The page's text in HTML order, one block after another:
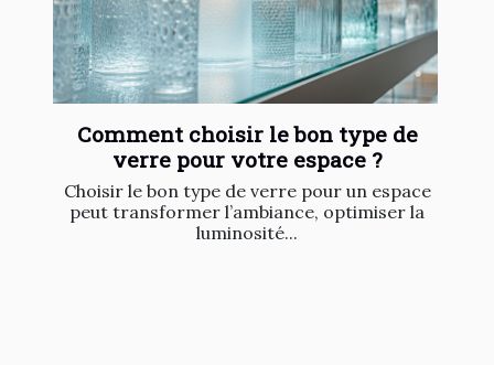
Comment choisir le bon type de
verre pour votre espace ?
Choisir le bon type de verre pour un espace
peut transformer l’ambiance, optimiser la
luminosité...